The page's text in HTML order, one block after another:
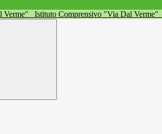
Istituto Comprensivo "Via Dal Verme"